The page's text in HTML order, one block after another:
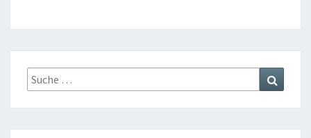
Suche
nach: